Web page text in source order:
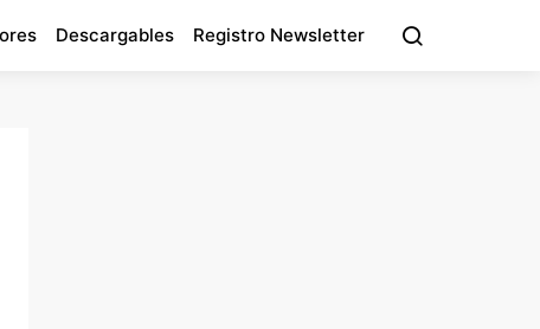
Descargables Registro Newsletter